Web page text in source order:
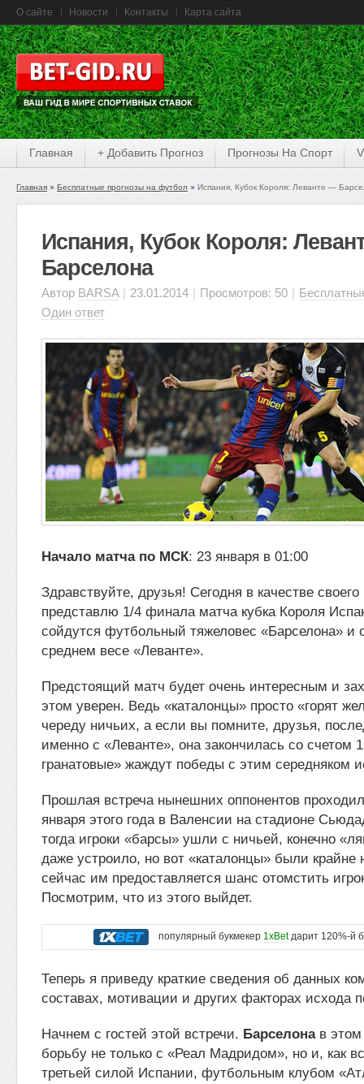
О сайте Новости Контакты Карта сайта
Главная + Добавить Прогноз Прогнозы На Спорт
Главная Бесплатные прогнозы на футбол Испания, Кубок Короля: Леванте —
Испания, Кубок Короля:
Барселона
Автор BARSA | 23.01.2014 | Просмотров: 50 |
Один ответ
Начало матча по МСК: 23 января в 01:00
Здравствуйте, друзья! Сегодня в качестве своего
представлю 1/4 финала матча кубка Короля
сойдутся футбольный тяжеловес «Барселона» и
среднем весе «Леванте».
Предстоящий матч будет очень интересным и
этом уверен. Ведь «каталонцы» просто «горят
череду ничьих, а если вы помните, друзья,
именно с «Леванте», она закончилась со счетом
гранатовые» жаждут победы с этим середняком
Прошлая встреча нынешних оппонентов
января этого года в Валенсии на стадионе
тогда игроки «барсы» ушли с ничьей, конечно
даже устроило, но вот «каталонцы» были крайне
сейчас им предоставляется шанс отомстить
Посмотрим, что из этого выйдет.
популярный букмекер 1xBetдарит 120%-й
Теперь я приведу краткие сведения об данных
составах, мотивации и других факторах исхода
Начнем с гостей этой встречи. Барселонав этом
борьбу не только с «Реал Мадридом», но и, как
третьей силой Испании, футбольным клубом